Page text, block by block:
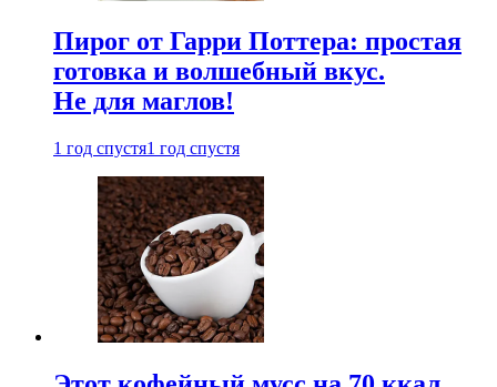
Пирог от Гарри Поттера: простая
готовка и волшебный вкус.
Не для маглов!
1 год спустя1 год спустя